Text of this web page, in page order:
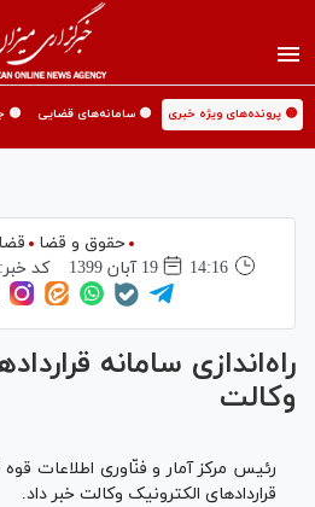
🟡 پرونده‌های ویژه خبری 🟡 سامانه‌های قضایی 🟡
حقوق و قضا
14:16
19 آبان 1399 کد خبر:
راه‌اندازی سامانه
وکالت
رئیس مرکز آمار و فنّاوری اطلاعات قوه
قرارداد‌های الکترونیک وکالت خبر داد.